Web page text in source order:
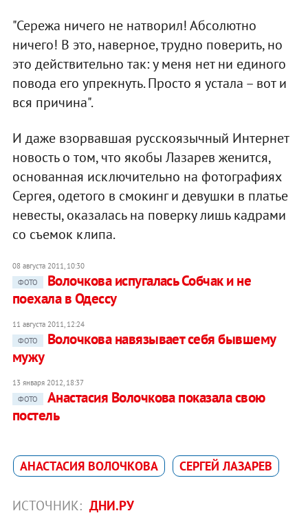
"Сережа ничего не натворил! Абсолютно
ничего! В это, наверное, трудно поверить, но
это действительно так: у меня нет ни единого
повода его упрекнуть. Просто я устала – вот и
вся причина".
И даже взорвавшая русскоязычный Интернет
новость о том, что якобы Лазарев женится,
основанная исключительно на фотографиях
Сергея, одетого в смокинг и девушки в платье
невесты, оказалась на поверку лишь кадрами
со съемок клипа.
08 августа 2011, 10:30
ФОТО
Волочкова испугалась Собчак и не
поехала в Одессу
11 августа 2011, 12:24
ФОТО
Волочкова навязывает себя бывшему
мужу
13 января 2012, 18:37
ФОТО
Анастасия Волочкова показала свою
постель
АНАСТАСИЯ ВОЛОЧКОВА СЕРГЕЙ ЛАЗАРЕВ
ИСТОЧНИК: ДНИ.РУ